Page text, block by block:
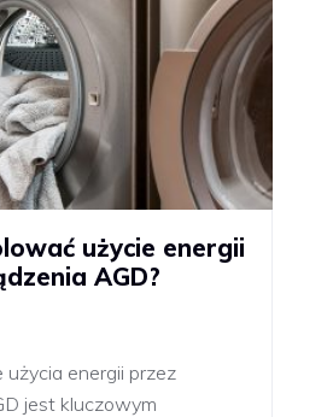
użycie energii
AGD?
użycia energii przez
jest kluczowym